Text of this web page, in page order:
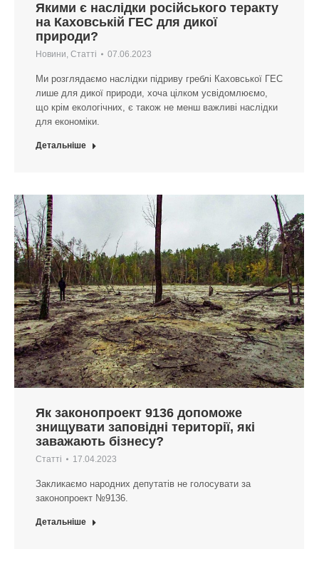
Якими є наслідки російського теракту
на Каховській ГЕС для дикої
природи?
Новини, Статті 07.06.2023
Ми розглядаємо наслідки підриву греблі Каховської ГЕС
лише для дикої природи, хоча цілком усвідомлюємо,
що крім екологічних, є також не менш важливі наслідки
для економіки.
Детальніше
Як законопроект 9136 допоможе
знищувати заповідні території, які
заважають бізнесу?
Статті 17.04.2023
Закликаємо народних депутатів не голосувати за
законопроект №9136.
Детальніше